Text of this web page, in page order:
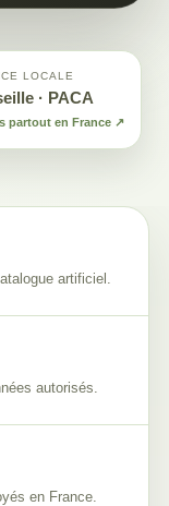
LOCALE
· PACA
partout en France ↗
artificiel.
autorisés.
en France.